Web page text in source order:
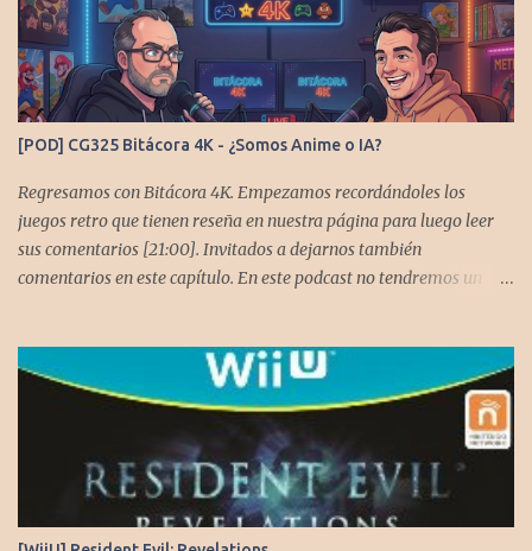
https://x.com/CronicasGoomba Instagram -
https://www.instagram.com/cronicasgoomba/ Facebook -
https://www.facebook.com/CronicasGoomba Si no estamos en tu
plataforma nos puedes agregarcn el código rss:
https://anchor.fm/s/10d1f3318/podcast/rss
[POD] CG325 Bitácora 4K - ¿Somos Anime o IA?
Regresamos con Bitácora 4K. Empezamos recordándoles los
juegos retro que tienen reseña en nuestra página para luego leer
sus comentarios [21:00]. Invitados a dejarnos también
comentarios en este capítulo. En este podcast no tendremos un
@GoombaVictor y @flagstaad que no estarían aquí si no es por
ustedes. Muchas gracias a todos los que nos agregan a sus
plataformas de podcast y nos dejan comentarios en las cuentas de
redes. Spotify YouTube. Twitter -
https://twitter.com/CronicasGoomba Instagram -
https://www.instagram.com/cronicasgoomba/ Facebook -
https://www.facebook.com/CronicasGoomba Si no estamos en tu